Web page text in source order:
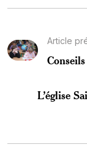
Article
L’église